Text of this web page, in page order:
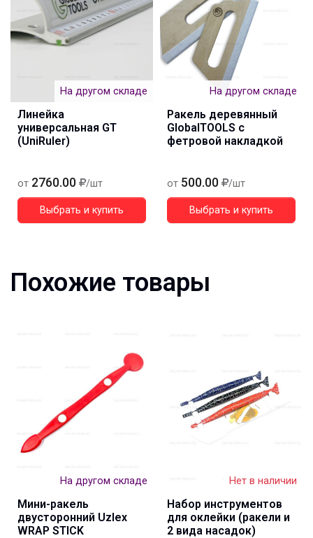
На другом складе
Линейка
универсальная GT
(UniRuler)
от 2760.00 /шт
Выбрать и купить
На другом складе
Ракель деревянный
GlobalTOOLS с
фетровой накладкой
от 500.00 /шт
Выбрать и купить
Похожие товары
На другом складе
Мини-ракель
двусторонний Uzlex
WRAP STICK
Нет в наличии
Набор инструментов
для оклейки (ракели и
2 вида насадок)